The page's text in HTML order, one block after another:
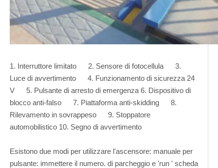
1. Interruttore limitato 2. Sensore di fotocellula 3.
Luce di avvertimento 4. Funzionamento di sicurezza 24
V 5. Pulsante di arresto di emergenza 6. Dispositivo di
blocco anti-falso 7. Piattaforma anti-skidding 8.
Rilevamento in sovrappeso 9. Stoppatore
automobilistico 10. Segno di avvertimento
Esistono due modi per utilizzare l'ascensore: manuale per
pulsante: immettere il numero. di parcheggio e 'run ' scheda